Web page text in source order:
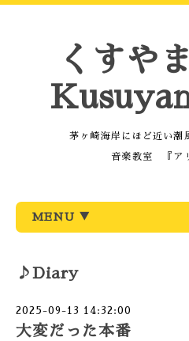
くすや
茅ヶ崎海岸にほど近い潮
音楽教室 『ア
MENU ▼
♪Diary
2025-09-13 14:32:00
大変だった本番